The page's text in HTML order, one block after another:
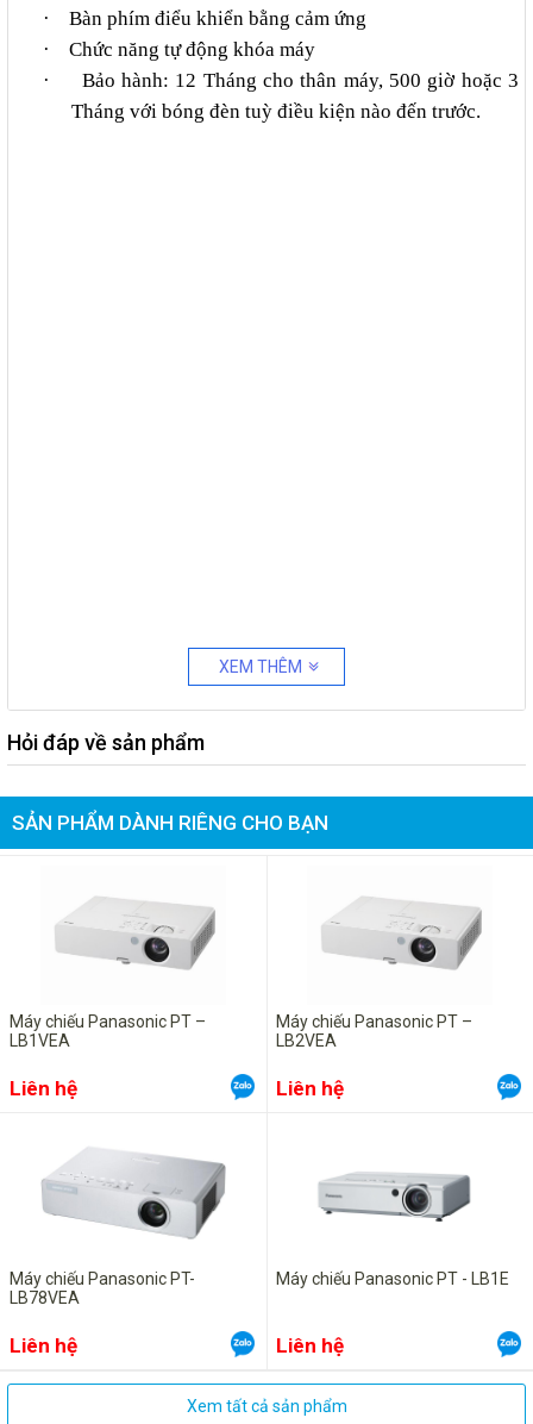
·
Bàn phím điểu khiển bằng cảm ứng
·
Chức năng tự động khóa máy
·
Bảo hành: 12 Tháng cho thân máy, 500 giờ hoặc 3
Tháng với bóng đèn tuỳ điều kiện nào đến trước.
XEM THÊM
Hỏi đáp về sản phẩm
SẢN PHẨM DÀNH RIÊNG CHO BẠN
Máy chiếu Panasonic PT –
LB1VEA
Liên hệ
Máy chiếu Panasonic PT –
LB2VEA
Liên hệ
Máy chiếu Panasonic PT-
LB78VEA
Liên hệ
Máy chiếu Panasonic PT - LB1E
Liên hệ
Xem tất cả sản phẩm